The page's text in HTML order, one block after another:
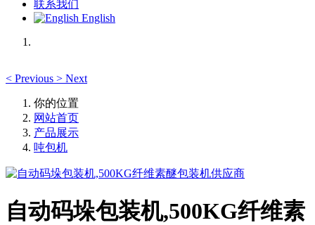
联系我们
English
< Previous > Next
你的位置
网站首页
产品展示
吨包机
自动码垛包装机,500KG纤维素